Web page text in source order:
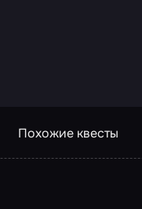
Похожие квесты